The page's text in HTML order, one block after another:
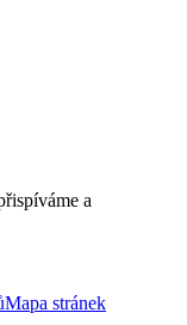
a
Mapa stránek